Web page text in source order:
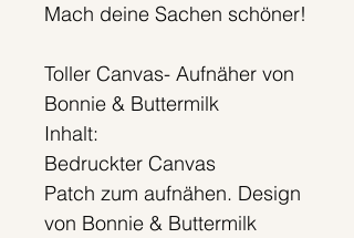
Mach deine Sachen schöner!
Toller Canvas- Aufnäher von
Bonnie & Buttermilk
Inhalt:
Bedruckter Canvas
Patch zum aufnähen. Design
von Bonnie & Buttermilk